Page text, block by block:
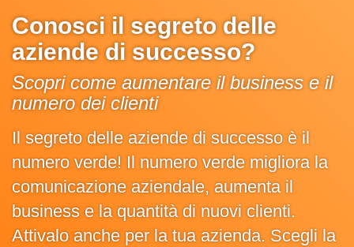
Conosci il segreto delle
aziende di successo?
Scopri come aumentare il business e il
numero dei clienti
Il segreto delle aziende di successo è il
numero verde! Il numero verde migliora la
comunicazione aziendale, aumenta il
business e la quantità di nuovi clienti.
Attivalo anche per la tua azienda. Scegli la